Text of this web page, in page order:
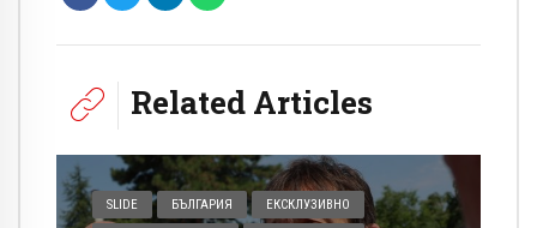
Related Articles
SLIDE БЪЛГАРИЯ ЕКСКЛУЗИВНО